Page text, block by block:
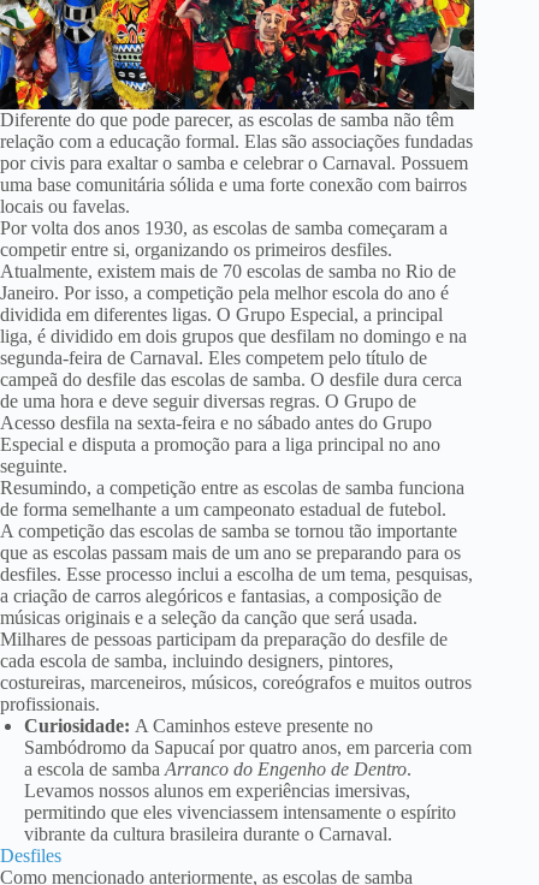
Diferente do que pode parecer, as escolas de samba não têm
relação com a educação formal. Elas são associações fundadas
por civis para exaltar o samba e celebrar o Carnaval. Possuem
uma base comunitária sólida e uma forte conexão com bairros
locais ou favelas.
Por volta dos anos 1930, as escolas de samba começaram a
competir entre si, organizando os primeiros desfiles.
Atualmente, existem mais de 70 escolas de samba no Rio de
Janeiro. Por isso, a competição pela melhor escola do ano é
dividida em diferentes ligas. O Grupo Especial, a principal
liga, é dividido em dois grupos que desfilam no domingo e na
segunda-feira de Carnaval. Eles competem pelo título de
campeã do desfile das escolas de samba. O desfile dura cerca
de uma hora e deve seguir diversas regras. O Grupo de
Acesso desfila na sexta-feira e no sábado antes do Grupo
Especial e disputa a promoção para a liga principal no ano
seguinte.
Resumindo, a competição entre as escolas de samba funciona
de forma semelhante a um campeonato estadual de futebol.
A competição das escolas de samba se tornou tão importante
que as escolas passam mais de um ano se preparando para os
desfiles. Esse processo inclui a escolha de um tema, pesquisas,
a criação de carros alegóricos e fantasias, a composição de
músicas originais e a seleção da canção que será usada.
Milhares de pessoas participam da preparação do desfile de
cada escola de samba, incluindo designers, pintores,
costureiras, marceneiros, músicos, coreógrafos e muitos outros
profissionais.
Curiosidade: A Caminhos esteve presente no
Sambódromo da Sapucaí por quatro anos, em parceria com
a escola de samba Arranco do Engenho de Dentro.
Levamos nossos alunos em experiências imersivas,
permitindo que eles vivenciassem intensamente o espírito
vibrante da cultura brasileira durante o Carnaval.
Desfiles
Como mencionado anteriormente, as escolas de samba